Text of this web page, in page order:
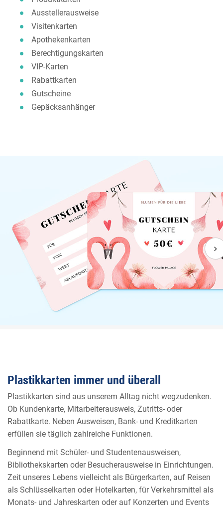
Ausstellerausweise
Visitenkarten
Apothekenkarten
Berechtigungskarten
VIP-Karten
Rabattkarten
Gutscheine
Gepäcksanhänger
chevron_right
Plastikkarten immer und überall
Plastikkarten sind aus unserem Alltag nicht wegzudenken.
Ob Kundenkarte, Mitarbeiterausweis, Zutritts- oder
Rabattkarte. Neben Ausweisen, Bank- und Kreditkarten
erfüllen sie täglich zahlreiche Funktionen.
Beginnend mit Schüler- und Studentenausweisen,
Bibliothekskarten oder Besucherausweise in Einrichtungen.
Zeit unseres Lebens vielleicht als Bürgerkarten, auf Reisen
als Schlüsselkarten oder Hotelkarten, für Verkehrsmittel als
Monats- und Jahreskarten oder auf Konzerten und Events